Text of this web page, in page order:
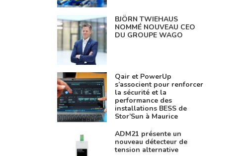
BJÖRN TWIEHAUS
NOMMÉ NOUVEAU CEO
DU GROUPE WAGO
Qair et PowerUp
s’associent pour renforcer
la sécurité et la
performance des
installations BESS de
Stor’Sun à Maurice
ADM21 présente un
nouveau détecteur de
tension alternative